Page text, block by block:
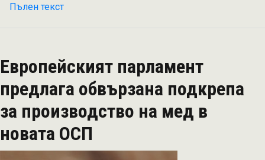
Пълен текст
18
стартира
прием
заявления
по
Европейският парламент
предлага обвързана подкрепа
за производство на мед в
новата ОСП